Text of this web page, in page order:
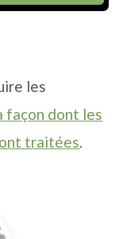
les
façon dont les
traitées.